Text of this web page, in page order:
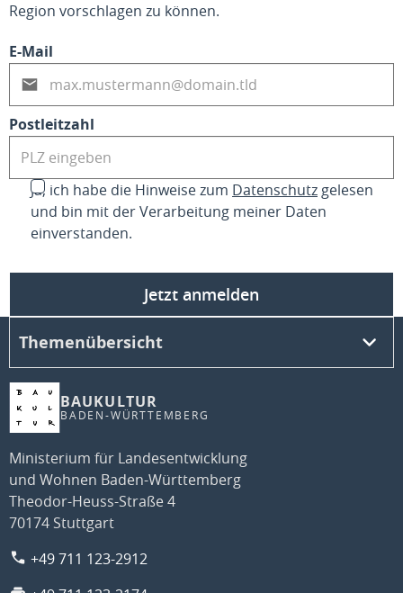
Region vorschlagen zu können.
E-Mail
Postleitzahl
Ja, ich habe die Hinweise zum Datenschutz gelesen
und bin mit der Verarbeitung meiner Daten
einverstanden.
Jetzt anmelden
BAUKULTUR
BADEN-WÜRTTEMBERG
Ministerium für Landesentwicklung
und Wohnen Baden-Württemberg
Theodor-Heuss-Straße 4
70174 Stuttgart
+49 711 123-2912
Themenübersicht